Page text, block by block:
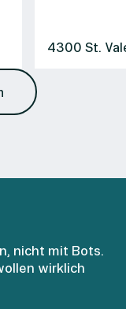
4300 St.
nicht mit Bots.
wirklich